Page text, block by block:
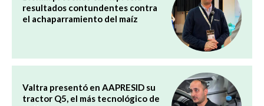
resultados contundentes contra
el achaparramiento del maíz
Valtra presentó en AAPRESID su
tractor Q5, el más tecnológico de